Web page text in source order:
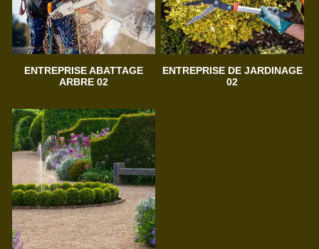
ENTREPRISE ABATTAGE
ARBRE 02
ENTREPRISE DE JARDINAGE
02